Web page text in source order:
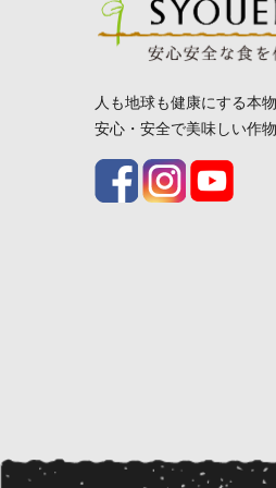
人も地球も健康にする本
安心・安全で美味しい作